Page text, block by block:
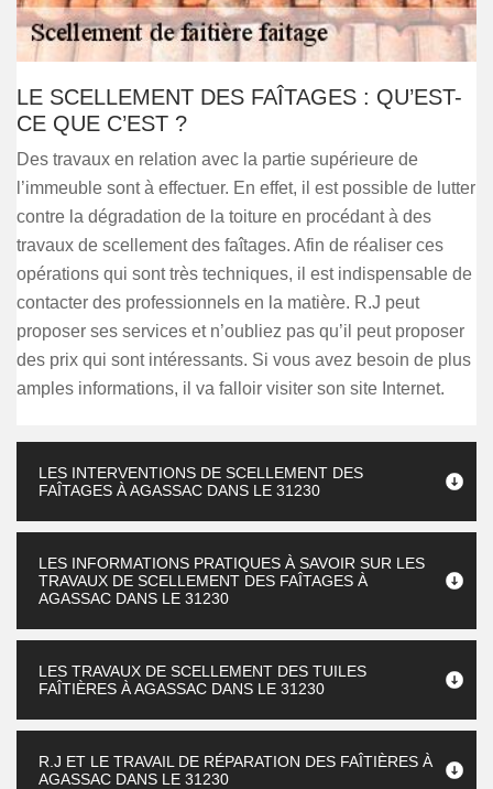
LE SCELLEMENT DES FAÎTAGES : QU’EST-
CE QUE C’EST ?
Des travaux en relation avec la partie supérieure de
l’immeuble sont à effectuer. En effet, il est possible de lutter
contre la dégradation de la toiture en procédant à des
travaux de scellement des faîtages. Afin de réaliser ces
opérations qui sont très techniques, il est indispensable de
contacter des professionnels en la matière. R.J peut
proposer ses services et n’oubliez pas qu’il peut proposer
des prix qui sont intéressants. Si vous avez besoin de plus
amples informations, il va falloir visiter son site Internet.
LES INTERVENTIONS DE SCELLEMENT DES
FAÎTAGES À AGASSAC DANS LE 31230
LES INFORMATIONS PRATIQUES À SAVOIR SUR LES
TRAVAUX DE SCELLEMENT DES FAÎTAGES À
AGASSAC DANS LE 31230
LES TRAVAUX DE SCELLEMENT DES TUILES
FAÎTIÈRES À AGASSAC DANS LE 31230
R.J ET LE TRAVAIL DE RÉPARATION DES FAÎTIÈRES À
AGASSAC DANS LE 31230